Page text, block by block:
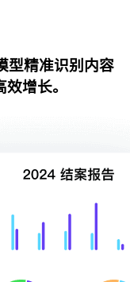
型精准识别内容
增长。